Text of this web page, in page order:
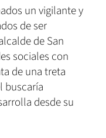
un vigilante y
de ser
de San
sociales con
de una treta
buscaría
desde su